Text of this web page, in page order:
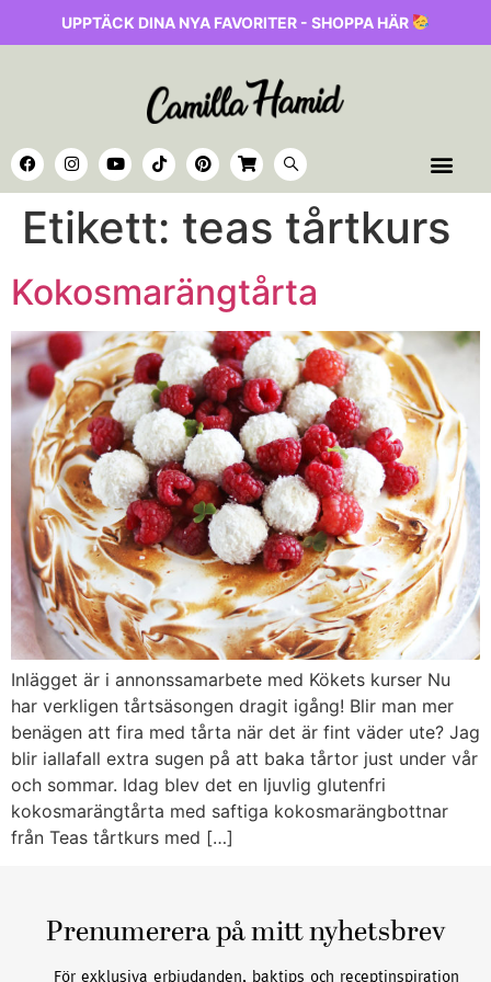
UPPTÄCK DINA NYA FAVORITER - SHOPPA HÄR
Etikett: teas tårtkurs
Kokosmarängtårta
Inlägget är i annonssamarbete med Kökets kurser Nu
har verkligen tårtsäsongen dragit igång! Blir man mer
benägen att fira med tårta när det är fint väder ute? Jag
blir iallafall extra sugen på att baka tårtor just under vår
och sommar. Idag blev det en ljuvlig glutenfri
kokosmarängtårta med saftiga kokosmarängbottnar
från Teas tårtkurs med […]
Prenumerera på mitt nyhetsbrev
För exklusiva erbjudanden, baktips och receptinspiration